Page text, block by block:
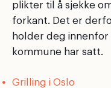
plikter til å sjekke
forkant. Det er
holder deg
kommune har satt.
Grilling i Oslo